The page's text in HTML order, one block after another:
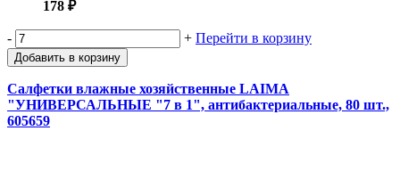
178 ₽
- + Перейти в корзину
Добавить в корзину
Салфетки влажные хозяйственные LAIMA
"УНИВЕРСАЛЬНЫЕ "7 в 1", антибактериальные, 80 шт.,
605659